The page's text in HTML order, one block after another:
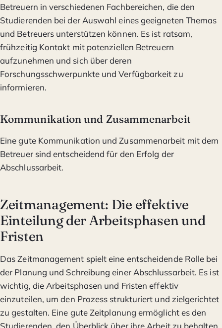
Betreuern in verschiedenen Fachbereichen, die den
Studierenden bei der Auswahl eines geeigneten Themas
und Betreuers unterstützen können. Es ist ratsam,
frühzeitig Kontakt mit potenziellen Betreuern
aufzunehmen und sich über deren
Forschungsschwerpunkte und Verfügbarkeit zu
informieren.
Kommunikation und Zusammenarbeit
Eine gute Kommunikation und Zusammenarbeit mit dem
Betreuer sind entscheidend für den Erfolg der
Abschlussarbeit.
Zeitmanagement: Die effektive
Einteilung der Arbeitsphasen und
Fristen
Das Zeitmanagement spielt eine entscheidende Rolle bei
der Planung und Schreibung einer Abschlussarbeit. Es ist
wichtig, die Arbeitsphasen und Fristen effektiv
einzuteilen, um den Prozess strukturiert und zielgerichtet
zu gestalten. Eine gute Zeitplanung ermöglicht es den
Studierenden, den Überblick über ihre Arbeit zu behalten